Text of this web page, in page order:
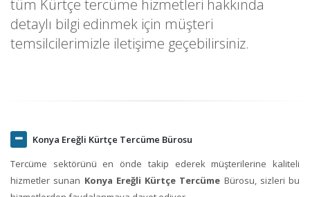
tüm Kürtçe tercüme hizmetleri hakkında
detaylı bilgi edinmek için müşteri
temsilcilerimizle iletişime geçebilirsiniz.
Konya Ereğli Kürtçe Tercüme Bürosu
Tercüme sektörünü en önde takip ederek müşterilerine kaliteli
hizmetler sunan Konya Ereğli Kürtçe Tercüme Bürosu, sizleri bu